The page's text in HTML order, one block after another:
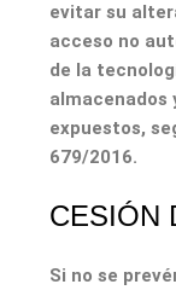
evitar su
acceso no
de la
almacenados
expuestos,
679/2016.
CESIÓN
Si no se